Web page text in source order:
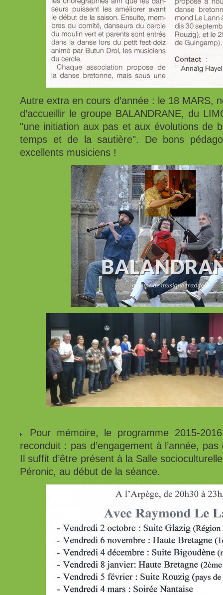
Autre extra en cours d’année : le 18 MARS,
d’accueillir le groupe BALANDRANE, du
"une initiation aux pas et aux évolutions de
temps et de la sautière". De bons
excellents musiciens !
Pour mémoire, le programme 2015-
reconduit : pas d’engagement à l’année, pas
Il suffit d’être présent à la Salle
Péronic, au début de la séance.